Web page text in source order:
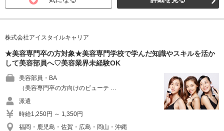
株式会社アイスタイルキャリア
★美容専門卒の方対象★美容専門学校で学んだ知識やスキルを活か
して美容部員へ♡美容業界未経験OK
美容部員・BA
（美容専門卒の方向けのビューテ …
派遣
時給1,250円 ～ 1,350円
福岡・鹿児島・佐賀・広島・岡山・沖縄